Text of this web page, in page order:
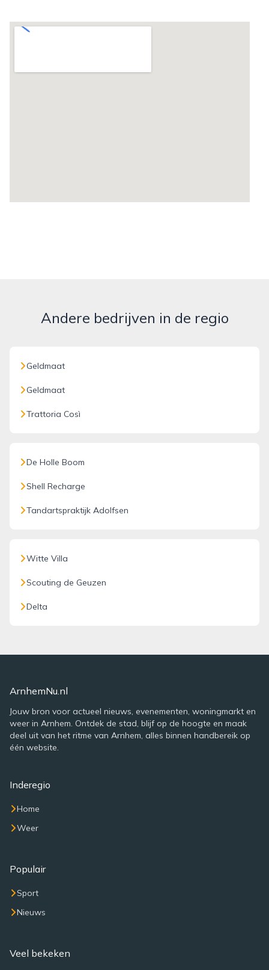
Andere bedrijven in de regio
Geldmaat
Geldmaat
Trattoria Così
De Holle Boom
Shell Recharge
Tandartspraktijk Adolfsen
Witte Villa
Scouting de Geuzen
Delta
ArnhemNu.nl
Jouw bron voor actueel nieuws, evenementen, woningmarkt en
weer in Arnhem. Ontdek de stad, blijf op de hoogte en maak
deel uit van het ritme van Arnhem, alles binnen handbereik op
één website.
Inderegio
Home
Weer
Populair
Sport
Nieuws
Veel bekeken